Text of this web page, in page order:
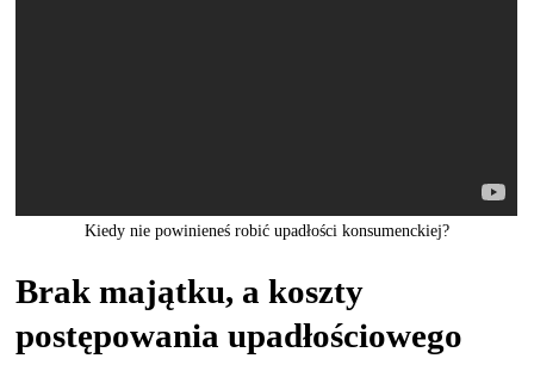
Kiedy nie powinieneś robić upadłości konsumenckiej?
Brak majątku, a koszty
postępowania upadłościowego